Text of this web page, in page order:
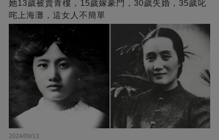
她13歲被賣青樓，15歲嫁豪門，30歲失婚，35歲叱
咤上海灘，這女人不簡單
2024/09/13